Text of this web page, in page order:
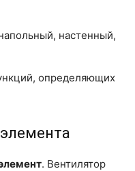
настенный,
определяющих
. Вентилятор